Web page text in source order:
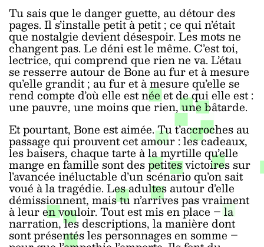
Tu sais que le danger guette, au détour des
pages. Il s’installe petit à petit ; ce qui n’était
que nostalgie devient désespoir. Les mots ne
changent pas. Le déni est le même. C’est toi,
lectrice, qui comprend que rien ne va. L’étau
se resserre autour de Bone au fur et à mesure
qu’elle grandit ; au fur et à mesure qu’elle se
rend compte d’où elle est née et de qui elle est :
une pauvre, une moins que rien, une bâtarde.
Et pourtant, Bone est aimée. Tu t’accroches au
passage qui prouvent cet amour : les cadeaux,
les baisers, chaque tarte à la myrtille qu’elle
mange en famille sont des petites victoires sur
l’avancée inéluctable d’un scénario qu’on sait
voué à la tragédie. Les adultes autour d’elle
démissionnent, mais tu n’arrives pas vraiment
à leur en vouloir. Tout est mis en place – la
narration, les descriptions, la manière dont
sont présentés les personnages en somme –